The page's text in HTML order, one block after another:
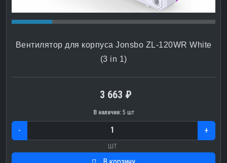
Вентилятор для корпуса Jonsbo ZL-120WR White
(3 in 1)
3 663 ₽
В наличии: 5 шт
-
шт
+